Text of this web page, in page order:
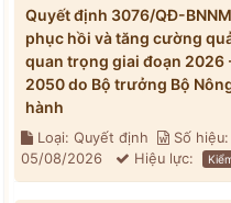
Quyết định 3076/QĐ-
phục hồi và tăng cường
quan trọng giai đoạn 2026
2050 do Bộ trưởng Bộ
hành
Loại: Quyết định Số
05/08/2026
Hiệu lực: